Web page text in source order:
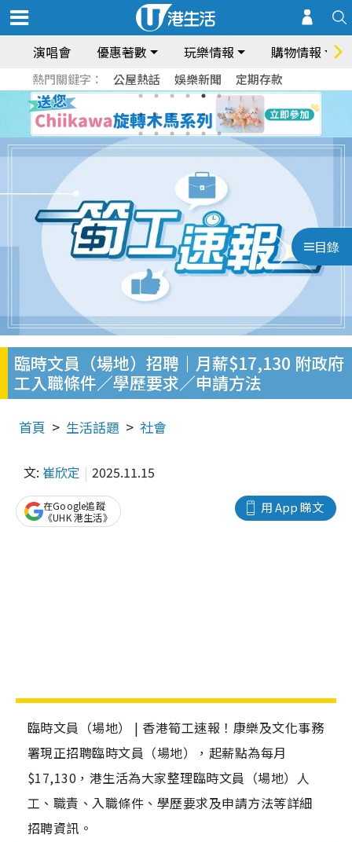
演唱會 優惠著數 玩樂情報 購物情報
熱門關鍵字： 公屋熱話 娛樂新聞 定期存款
目錄
臨時文員（場地）招聘｜月薪$17,130 附政府
工入職條件／學歷要求／申請方法
首頁 生活話題 社會
文: 崔欣定 2025.11.15
用 App 睇文
在Google追蹤
《UHK 港生活》
臨時文員（場地） | 香港筍工速報！康樂及文化事務
署現正招聘臨時文員（場地），起薪點為每月
$17,130，港生活為大家整理臨時文員（場地）人
工、職責、入職條件、學歷要求及申請方法等詳細
招聘資訊。